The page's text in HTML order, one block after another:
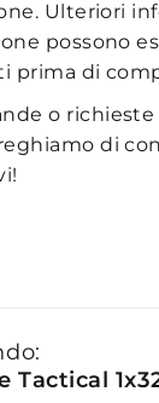
Ulteriori
possono
prima di
o
di
Tactical